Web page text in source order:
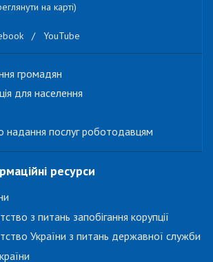
на карті)
/ YouTube
громадян
для населення
надання послуг роботодавцям
ресурси
з питань запобігання корупції
України з питань державної служби